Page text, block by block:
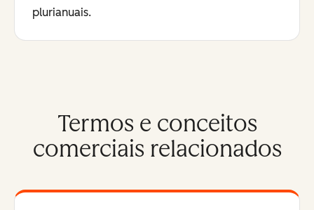
plurianuais.
Termos e conceitos
comerciais relacionados